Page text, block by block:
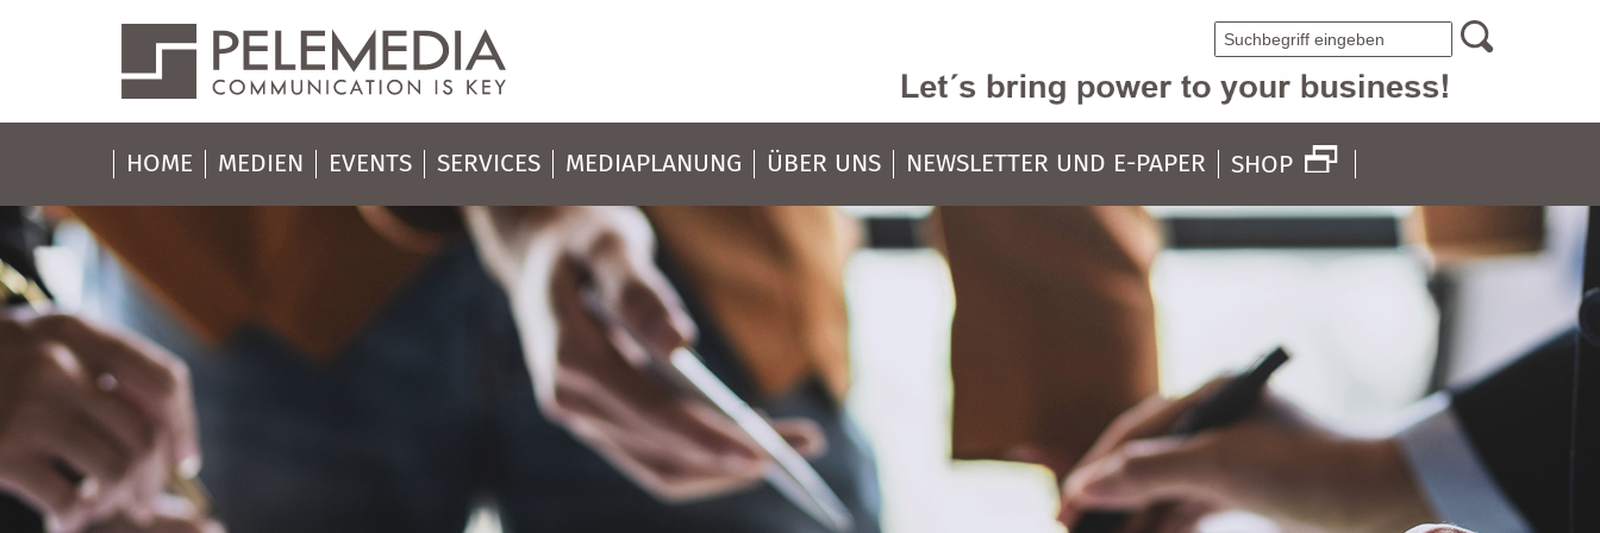
HOME MEDIEN EVENTS SERVICES MEDIAPLANUNG ÜBER UNS NEWSLETTER UND E-PAPER SHOP